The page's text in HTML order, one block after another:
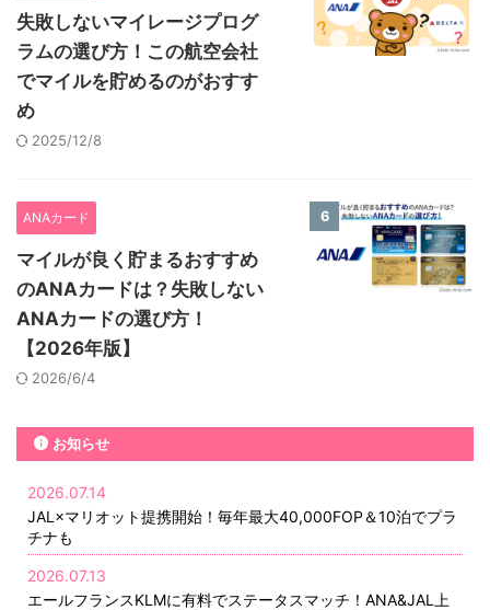
失敗しないマイレージプログ
ラムの選び方！この航空会社
でマイルを貯めるのがおすす
め
2025/12/8
6
ANAカード
マイルが良く貯まるおすすめ
のANAカードは？失敗しない
ANAカードの選び方！
【2026年版】
2026/6/4
お知らせ
2026.07.14
JAL×マリオット提携開始！毎年最大40,000FOP＆10泊でプラ
チナも
2026.07.13
エールフランスKLMに有料でステータスマッチ！ANA&JAL上